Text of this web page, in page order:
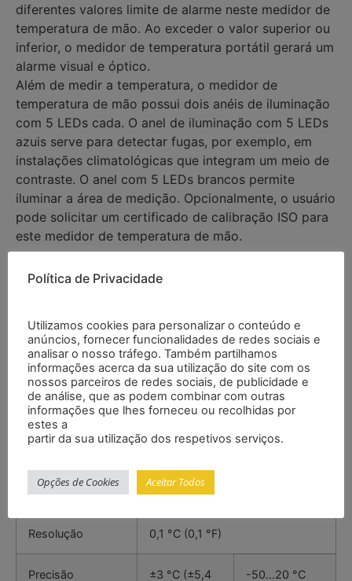
diferentes valores limite de alarme neste medidor de
temperatura de mão. Ao exceder o valor superior ou
inferior, o medidor de temperatura portátil gerará um
alarme visual e óptico.
Além de medir a temperatura, o medidor de
temperatura de mão possui dois anéis de iluminação
com 5 LEDs cada. O anel de iluminação com 5 LEDs
azuis serve para detectar fugas, por exemplo, em
instalações climatológicas que integram um meio de
contraste. O anel com 5 LEDs brancos permite
iluminar a área de medição. Opcionalmente, o usuário
pode solicitar um certificado de calibração ISO para
este medidor de temperatura de mão.
Características
– Rápida cota de medição de 2 Hz
– Anel de iluminação LED branco e azul
– Óptica 12:1
– Ponteiro laser circular
– Certificado de calibração ISO
Especificações
Faixa -50 … 500 °C (-58 … 932 °F)
Resolução 0,1 °C (0,1 °F)
Precisão ±3 °C (±5,4 -50…20 °C
Política de Privacidade
Utilizamos cookies para personalizar o conteúdo e
anúncios, fornecer funcionalidades de redes sociais e
analisar o nosso tráfego. Também partilhamos
informações acerca da sua utilização do site com os
nossos parceiros de redes sociais, de publicidade e
de análise, que as podem combinar com outras
informações que lhes forneceu ou recolhidas por
estes a
partir da sua utilização dos respetivos serviços.
Opções de Cookies Aceitar Todos